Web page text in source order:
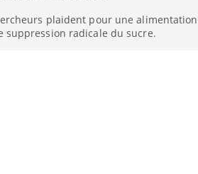
plaident pour une
suppression radicale du sucre.
nuit-il à
de la